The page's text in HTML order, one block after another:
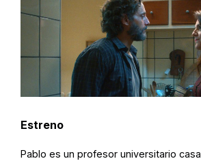
Estreno
Pablo es un profesor universitario